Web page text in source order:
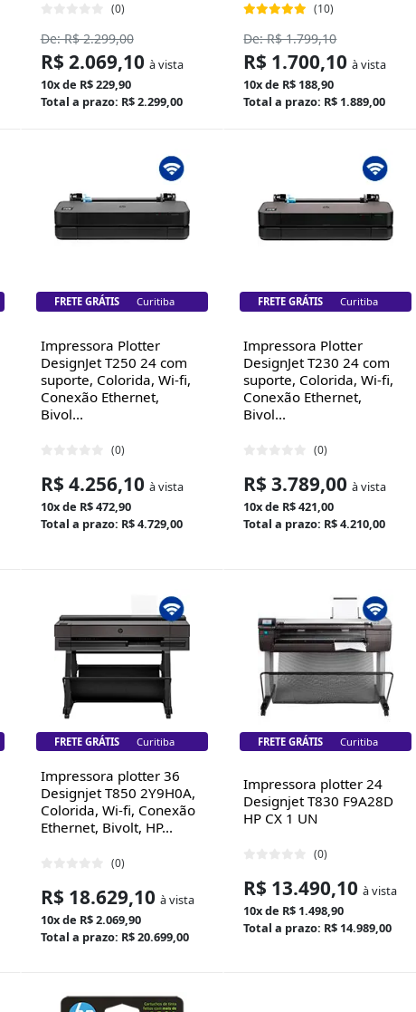
(0)
De: R$ 2.299,00
R$ 2.069,10 à vista
10x de R$ 229,90
Total a prazo: R$ 2.299,00
(10)
De: R$ 1.799,10
R$ 1.700,10à vista
10x de R$ 188,90
Total a prazo: R$ 1.889,00
FRETE GRÁTIS Florianópolis
Impressora Plotter
DesignJet T250 24 com
suporte, Colorida, Wi-fi,
Conexão Ethernet,
Bivol...
(0)
R$ 4.256,10 à vista
10x de R$ 472,90
Total a prazo: R$ 4.729,00
FRETE GRÁTIS Florianópolis
Impressora Plotter
DesignJet T230 24 com
suporte, Colorida, Wi-fi,
Conexão Ethernet,
Bivol...
(0)
R$ 3.789,00à vista
10x de R$ 421,00
Total a prazo: R$ 4.210,00
FRETE GRÁTIS Florianópolis
Impressora plotter 36
Designjet T850 2Y9H0A,
Colorida, Wi-fi, Conexão
Ethernet, Bivolt, HP...
(0)
R$ 18.629,10 à vista
10x de R$ 2.069,90
Total a prazo: R$ 20.699,00
FRETE GRÁTIS Florianópolis
Impressora plotter 24
Designjet T830 F9A28D
HP CX 1 UN
(0)
R$ 13.490,10à vista
10x de R$ 1.498,90
Total a prazo: R$ 14.989,00